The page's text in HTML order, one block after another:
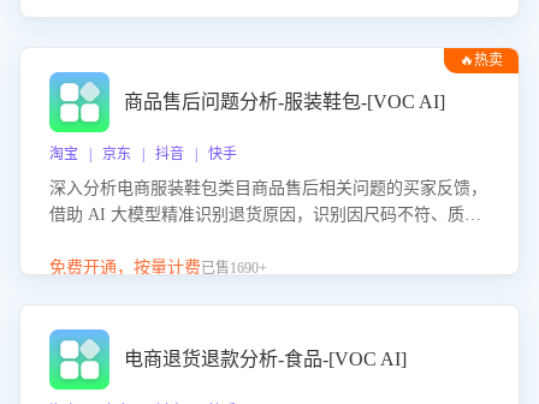
🔥热卖
商品售后问题分析-服装鞋包-[VOC AI]
淘宝 | 京东 | 抖音 | 快手
深入分析电商服装鞋包类目商品售后相关问题的买家反馈，
借助 AI 大模型精准识别退货原因，识别因尺码不符、质量
议，助力商家优化产品或服务，实现销售额的显著提升。
免费开通，按量计费已售1690+
电商退货退款分析-食品-[VOC AI]